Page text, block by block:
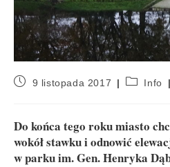
9 listopada 2017 Info
Do końca tego roku miasto
wokół stawku i odnowić
w parku im. Gen. Henryka